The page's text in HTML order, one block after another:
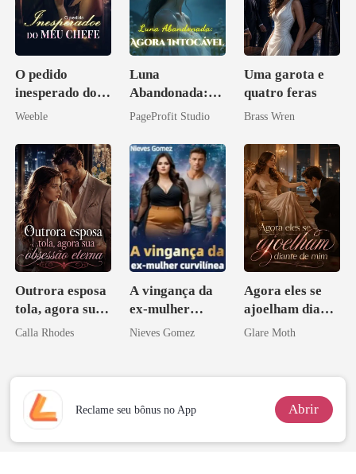
O pedido
inesperado do
meu chefe
Weeble
Luna
Abandonada:
Agora Intocável
PageProfit Studio
Uma garota e
quatro feras
Brass Wren
Outrora esposa
tola, agora sua
obsessão eterna
Calla Rhodes
A vingança da
ex-mulher
curvilínea
Nieves Gomez
Agora eles se
ajoelham diante
de mim
Glare Moth
Reclame seu bônus no App Abrir